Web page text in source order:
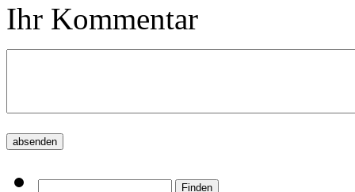
Ihr Kommentar